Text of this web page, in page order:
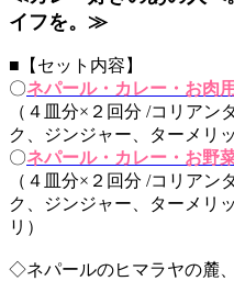
イフを。≫
■【セット内容】
〇ネパール・カレー・お肉用
（４皿分×２回分 /コリアン
ク、ジンジャー、ターメリ
〇ネパール・カレー・お野
（４皿分×２回分 /コリアン
ク、ジンジャー、ターメリ
リ）
◇ネパールのヒマラヤの麓